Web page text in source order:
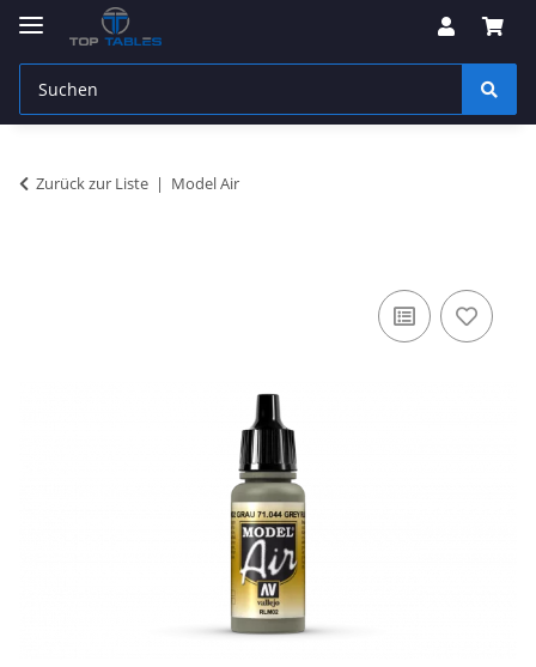
Zurück zur Liste Model Air